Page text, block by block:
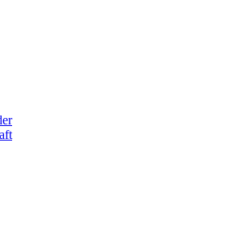
IN DER BÜRGERSCHAFT